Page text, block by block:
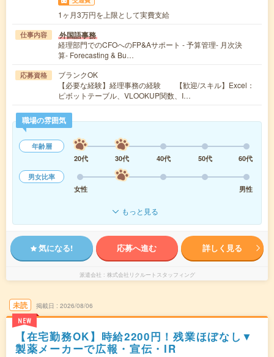
1ヶ月3万円を上限として実費支給
仕事内容 外国語事務
経理部門でのCFOへのFP&Aサポート - 予算管理- 月次決
算- Forecasting & Bu…
応募資格
ブランクOK
【必要な経験】経理事務の経験 【歓迎/スキル】Excel：
ピボットテーブル、VLOOKUP関数、I…
職場の雰囲気
年齢層
20代
30代 40代 50代
60代
男女比率
女性
男性
もっと見る
気になる! 応募へ進む 詳しく見る
派遣会社 株式会社リクルートスタッフィング
未読
NEW
掲載日 2026/08/06
【在宅勤務OK】時給2200円！残業ほぼなし▼
製薬メーカーで広報・宣伝・IR